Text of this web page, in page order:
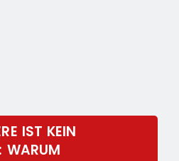
IST KEIN
WARUM